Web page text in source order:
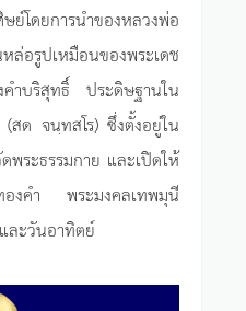
โดยการนำของหลวงพ่อ
รูปเหมือนของพระเดช
ำบริสุทธิ์ ประดิษฐานใน
สด จนฺทสโร) ซึ่งตั้งอยู่ใน
พระธรรมกาย และเปิดให้
องคำ พระมงคลเทพมุนี
ละวันอาทิตย์